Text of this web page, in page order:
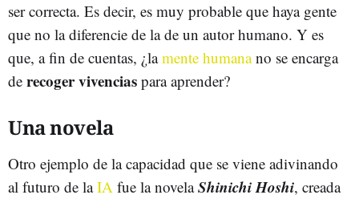
ser correcta. Es decir, es muy probable que haya gente
que no la diferencie de la de un autor humano. Y es
que, a fin de cuentas, ¿lamente humanano se encarga
de recoger vivencias para aprender?
Una novela
Otro ejemplo de la capacidad que se viene adivinando
al futuro de laIA fue la novelaShinichi Hoshi, creada